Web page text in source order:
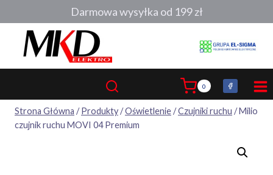
do
0
Strona Główna / Produkty/Oświetlenie/Czujniki ruchu /Milio
czujnik ruchu MOVI 04 Premium
Darmowa wysyłka od 199 zł